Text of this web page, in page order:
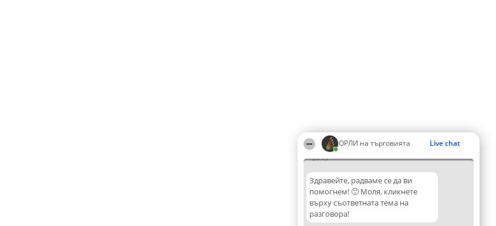
ОРЛИ на търговията Live chat
20:15
Здравейте, радваме се да ви
помогнем! 🙂 Моля, кликнете
върху съответната тема на
разговора!